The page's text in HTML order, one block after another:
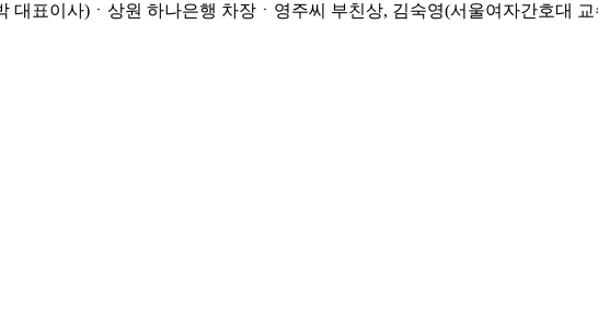
표이사)ㆍ상원 하나은행 차장ㆍ영주씨 부친상, 김숙영(서울여자간호대